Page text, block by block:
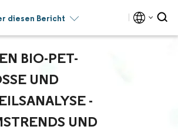
diesen Bericht
BIO-PET-
UND M
- W
UND P